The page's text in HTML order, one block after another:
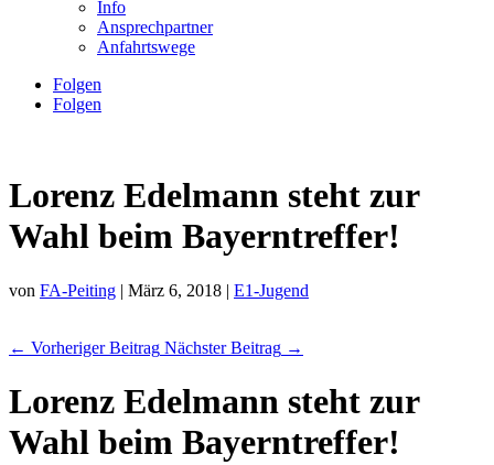
Info
Ansprechpartner
Anfahrtswege
Folgen
Folgen
Lorenz Edelmann steht zur
Wahl beim Bayerntreffer!
von FA-Peiting | März 6, 2018 | E1-Jugend
← Vorheriger Beitrag Nächster Beitrag →
Lorenz Edelmann steht zur
Wahl beim Bayerntreffer!